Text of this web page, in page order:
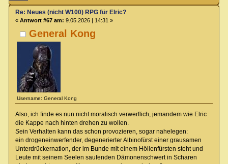
General Kong
Username: General Kong
Re: Neues (nicht W100) RPG für Elric?
« Antwort #67 am: 9.05.2026 | 14:31 »
Also, ich finde es nun nicht moralisch verwerflich, jemandem wie Elric
die Kappe nach hinten drehen zu wollen.
Sein Verhalten kann das schon provozieren, sogar nahelegen:
ein drogeneinwerfender, degenerierter Albinofürst einer grausamen
Unterdrückernation, der im Bunde mit einem Höllenfürsten steht und
Leute mit seinem Seelen saufenden Dämonenschwert in Scharen